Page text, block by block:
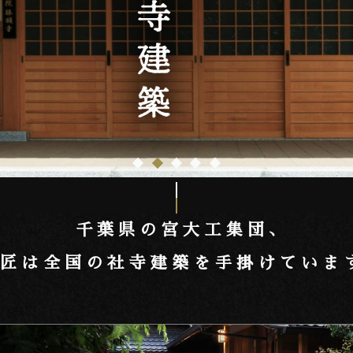
千葉県の宮大工集団､
は全国の社寺建築を 手掛けていま